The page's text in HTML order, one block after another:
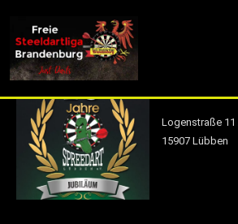
info (at) fsdl-brandenburg.de
Logenstraße 11
15907 Lübben